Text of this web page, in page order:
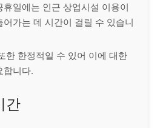
휴일에는 인근 상업시설 이용이
어가는 데 시간이 걸릴 수 있습니
한 한정적일 수 있어 이에 대한
합니다.
간